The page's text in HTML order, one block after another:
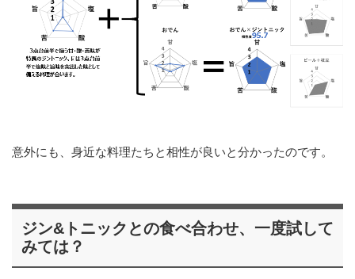
意外にも、身近な料理たちと相性が良いと分かったのです。
ジン&トニックとの食べ合わせ、一度試して
みては？